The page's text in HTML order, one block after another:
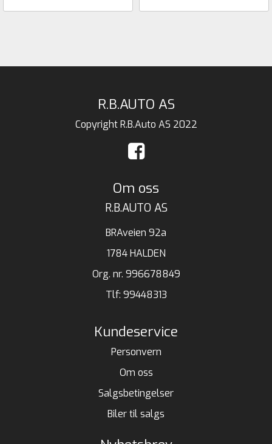
R.B.AUTO AS
Copyright R.B.Auto AS 2022
Om oss
R.B.AUTO AS
BRAveien 92a
1784 HALDEN
Org. nr. 996678849
Tlf: 99448313
Kundeservice
Personvern
Om oss
Salgsbetingelser
Biler til salgs